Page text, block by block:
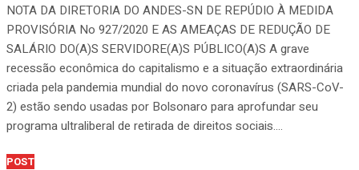
NOTA DA DIRETORIA DO ANDES-SN DE REPÚDIO À MEDIDA
PROVISÓRIA No 927/2020 E AS AMEAÇAS DE REDUÇÃO DE
SALÁRIO DO(A)S SERVIDORE(A)S PÚBLICO(A)S A grave
recessão econômica do capitalismo e a situação extraordinária
criada pela pandemia mundial do novo coronavírus (SARS-CoV-
2) estão sendo usadas por Bolsonaro para aprofundar seu
programa ultraliberal de retirada de direitos sociais....
POST